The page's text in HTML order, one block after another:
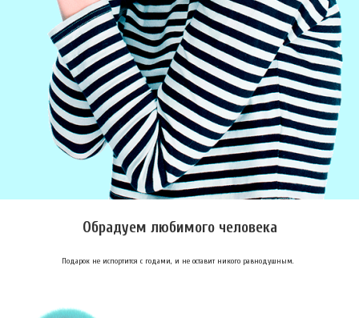
Обрадуем любимого человека
Подарок не испортится с годами, и не оставит никого равнодушным.